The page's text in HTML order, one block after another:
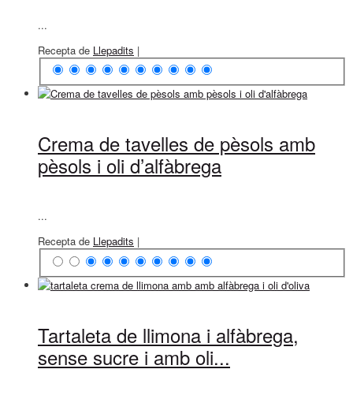
...
Recepta de Llepadits |
Crema de tavelles de pèsols amb
pèsols i oli d’alfàbrega
...
Recepta de Llepadits |
Tartaleta de llimona i alfàbrega,
sense sucre i amb oli...